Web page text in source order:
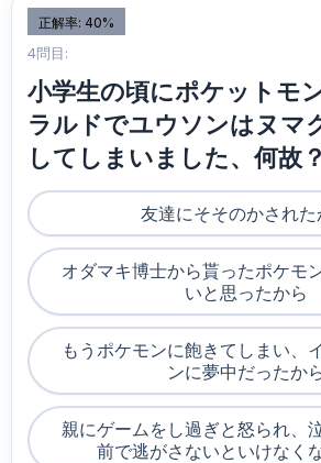
正解率: 40%
4問目:
小学生の頃にポケットモ
ラルドでユウソンはヌマ
してしまいました、何故？
友達にそそのかされた
オダマキ博士から貰ったポケモ
いと思ったから
もうポケモンに飽きてしまい、
ンに夢中だったか
親にゲームをし過ぎと怒られ、
前で逃がさないといけなく